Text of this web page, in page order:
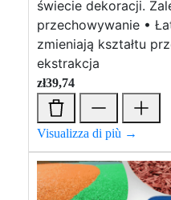
świecie dekoracji.
przechowywanie •
zmieniają kształtu
ekstrakcja
zł39,74
Visualizza di più →